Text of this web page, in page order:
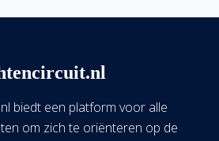
biedt een platform voor alle
om zich te oriënteren op de